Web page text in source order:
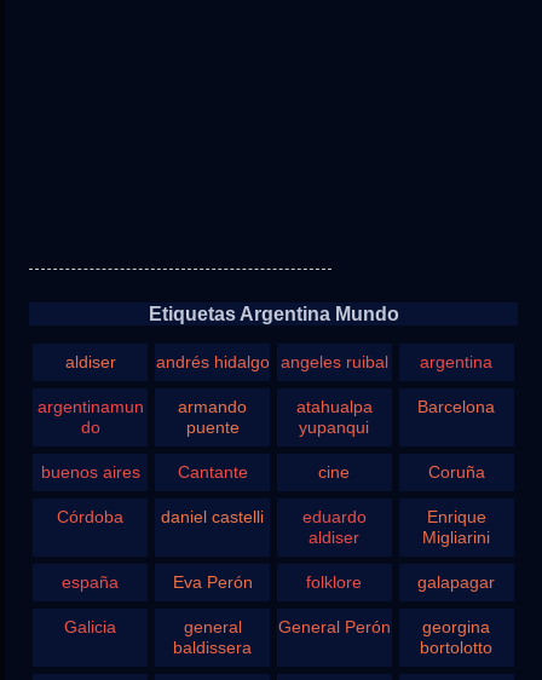
Etiquetas Argentina Mundo
aldiser andrés hidalgo angeles ruibal argentina
argentinamun
do
armando
puente
atahualpa
yupanqui
Barcelona
buenos aires Cantante cine Coruña
Córdoba daniel castelli
eduardo
aldiser
Enrique
Migliarini
españa Eva Perón folklore galapagar
Galicia
general
baldissera
General Perón
georgina
bortolotto